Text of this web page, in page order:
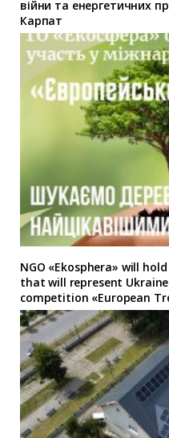
війни та енергетичних
Карпат
NGO «Ekosphera» will
that will represent
competition «European